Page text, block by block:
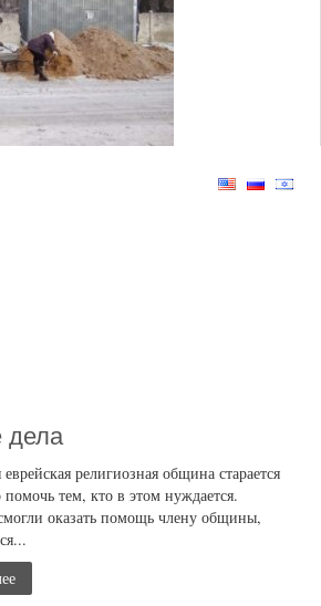
дела
религиозная община старается
тем, кто в этом нуждается.
оказать помощь члену общины,